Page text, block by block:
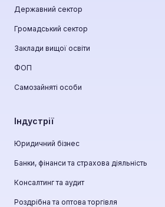
Державний сектор
Громадський сектор
Заклади вищої освіти
ФОП
Самозайняті особи
Індустрії
Юридичний бізнес
Банки, фінанси та страхова діяльність
Консалтинг та аудит
Роздрібна та оптова торгівля